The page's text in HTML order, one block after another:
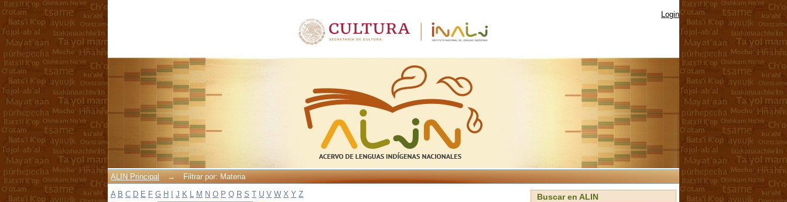
Login
ALIN Principal →
Filtrar por: Materia
A B C D E F G H J K L M N O P Q R S T U V W X Y Z
Buscar en ALIN